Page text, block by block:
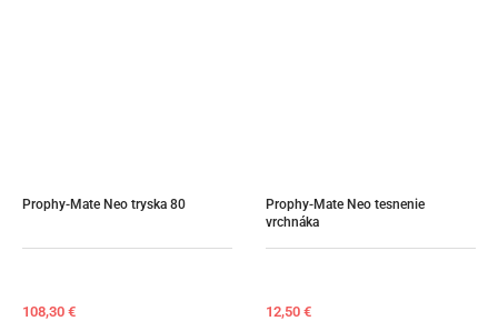
Prophy-Mate Neo tryska 80
108,30 €
Prophy-Mate Neo tesnenie
vrchnáka
12,50 €